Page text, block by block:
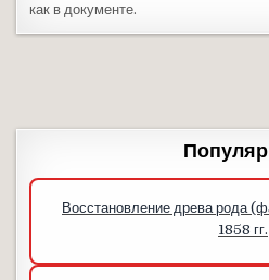
как в документе.
Восстановление древа рода
1858 гг.